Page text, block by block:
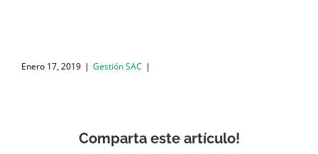
Enero 17, 2019 | Gestión SAC |
Comparta este artículo!